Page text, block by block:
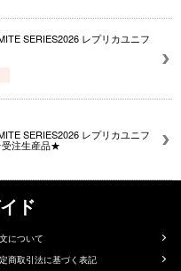
SERIES2026 レプリカユニフ
SERIES2026 レプリカユニフ
注生産品★
ド
について
商取引法に基づく表記